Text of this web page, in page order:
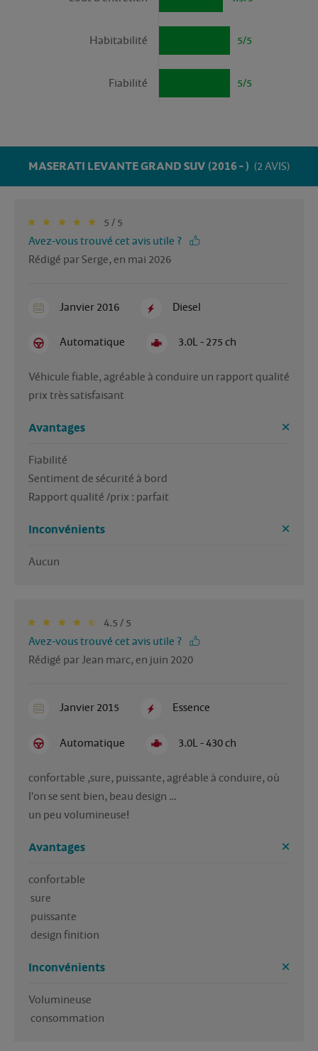
5/5
Habitabilité
5/5
Fiabilité
MASERATI LEVANTE GRAND SUV (2016 - ) (2 AVIS)
5 / 5
Avez-vous trouvé cet avis utile ?
Rédigé par Serge, en mai 2026
Janvier 2016 Diesel
Automatique 3.0L - 275 ch
Véhicule fiable, agréable à conduire un rapport qualité
prix très satisfaisant
Avantages
Fiabilité
Sentiment de sécurité à bord
Rapport qualité /prix : parfait
Inconvénients
Aucun
4.5 / 5
Avez-vous trouvé cet avis utile ?
Rédigé par Jean marc, en juin 2020
Janvier 2015 Essence
Automatique 3.0L - 430 ch
confortable ,sure, puissante, agréable à conduire, où
l'on se sent bien, beau design …
un peu volumineuse!
Avantages
confortable
design finition
Inconvénients
Volumineuse
consommation